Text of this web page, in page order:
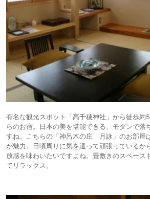
有名な観光スポット「高千穂神社」から徒歩約
らのお宿。日本の美を堪能できる、モダンで落
すね。こちらの「神呂木の庄 月詠」のお部屋
が魅力。日頃周りに気を遣って頑張っているか
放感を味わいたいですよね。畳敷きのスペース
てリラックス。